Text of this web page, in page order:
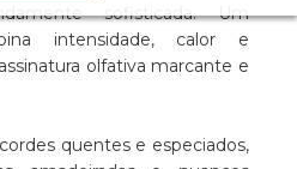
sofisticada. Um
intensidade, calor e
olfativa marcante e
quentes e especiados,